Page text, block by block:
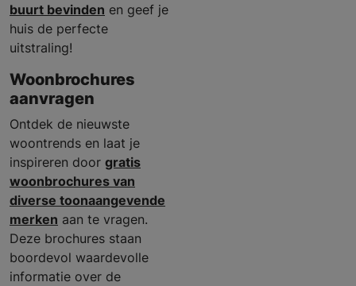
buurt bevinden en geef je
huis de perfecte
uitstraling!
Woonbrochures
aanvragen
Ontdek de nieuwste
woontrends en laat je
inspireren door gratis
woonbrochures van
diverse toonaangevende
merken aan te vragen.
Deze brochures staan
boordevol waardevolle
informatie over de